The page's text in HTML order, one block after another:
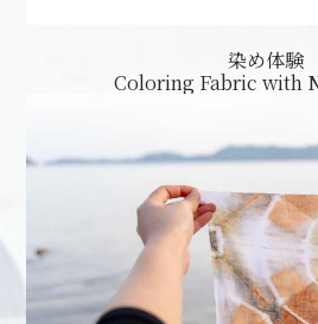
染め体験
Coloring Fabric with